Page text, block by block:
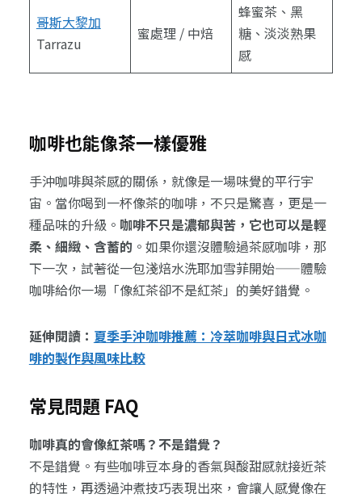
哥斯大黎加
Tarrazu
蜜處理 / 中焙
蜂蜜茶、黑
糖、淡淡熟果
感
咖啡也能像茶一樣優雅
手沖咖啡與茶感的關係，就像是一場味覺的平行宇
宙。當你喝到一杯像茶的咖啡，不只是驚喜，更是一
種品味的升級。 咖啡不只是濃郁與苦，它也可以是輕
柔、細緻、含蓄的 。如果你還沒體驗過茶感咖啡，那
下一次，試著從一包淺焙水洗耶加雪菲開始——體驗
咖啡給你一場「像紅茶卻不是紅茶」的美好錯覺。
延伸閱讀： 夏季手沖咖啡推薦：冷萃咖啡與日式冰咖
啡的製作與風味比較
常見問題 FAQ
咖啡真的會像紅茶嗎？不是錯覺？
不是錯覺。有些咖啡豆本身的香氣與酸甜感就接近茶
的特性，再透過沖煮技巧表現出來，會讓人感覺像在